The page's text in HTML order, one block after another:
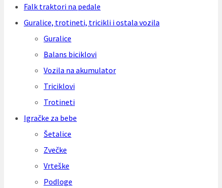
Falk traktori na pedale
Guralice, trotineti, tricikli i ostala vozila
Guralice
Balans biciklovi
Vozila na akumulator
Triciklovi
Trotineti
Igračke za bebe
Šetalice
Zvečke
Vrteške
Podloge